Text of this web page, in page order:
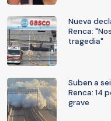
Nueva
Renca:
tragedia"
Suben a
Renca: 14
grave